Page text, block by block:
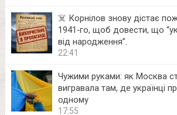
☠️ Корнілов знову дістає
1941‑го, щоб довести, що
від народження”.
22:41
Чужими руками: як Москва
вигравала там, де українці
одному
17:55